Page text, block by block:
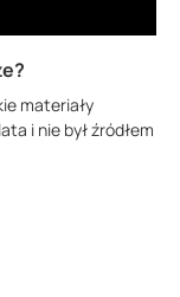
materiały
i nie był źródłem